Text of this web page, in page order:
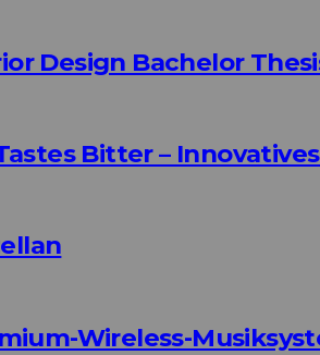
Design Bachelor
Bitter –
Wireless-